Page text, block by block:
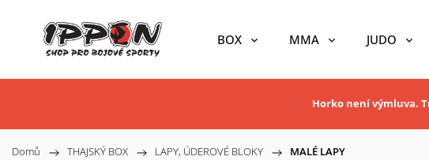
BOX MMA JUDO
Horko není výmluva.
Domů / THAJSKÝ BOX / LAPY, ÚDEROVÉ BLOKY / MALÉ LAPY